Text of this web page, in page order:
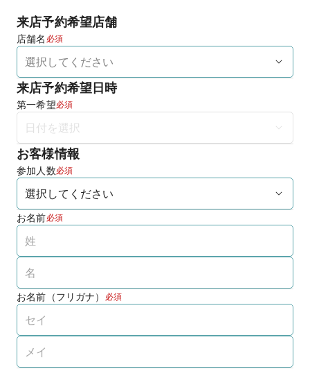
来店予約希望店舗
店舗名 必須
来店予約希望日時
第一希望必須
お客様情報
参加人数必須
お名前必須
お名前（フリガナ） 必須